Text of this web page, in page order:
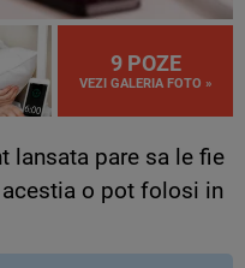
9 POZE
VEZI GALERIA FOTO »
lansata pare sa le fie
o pot folosi in